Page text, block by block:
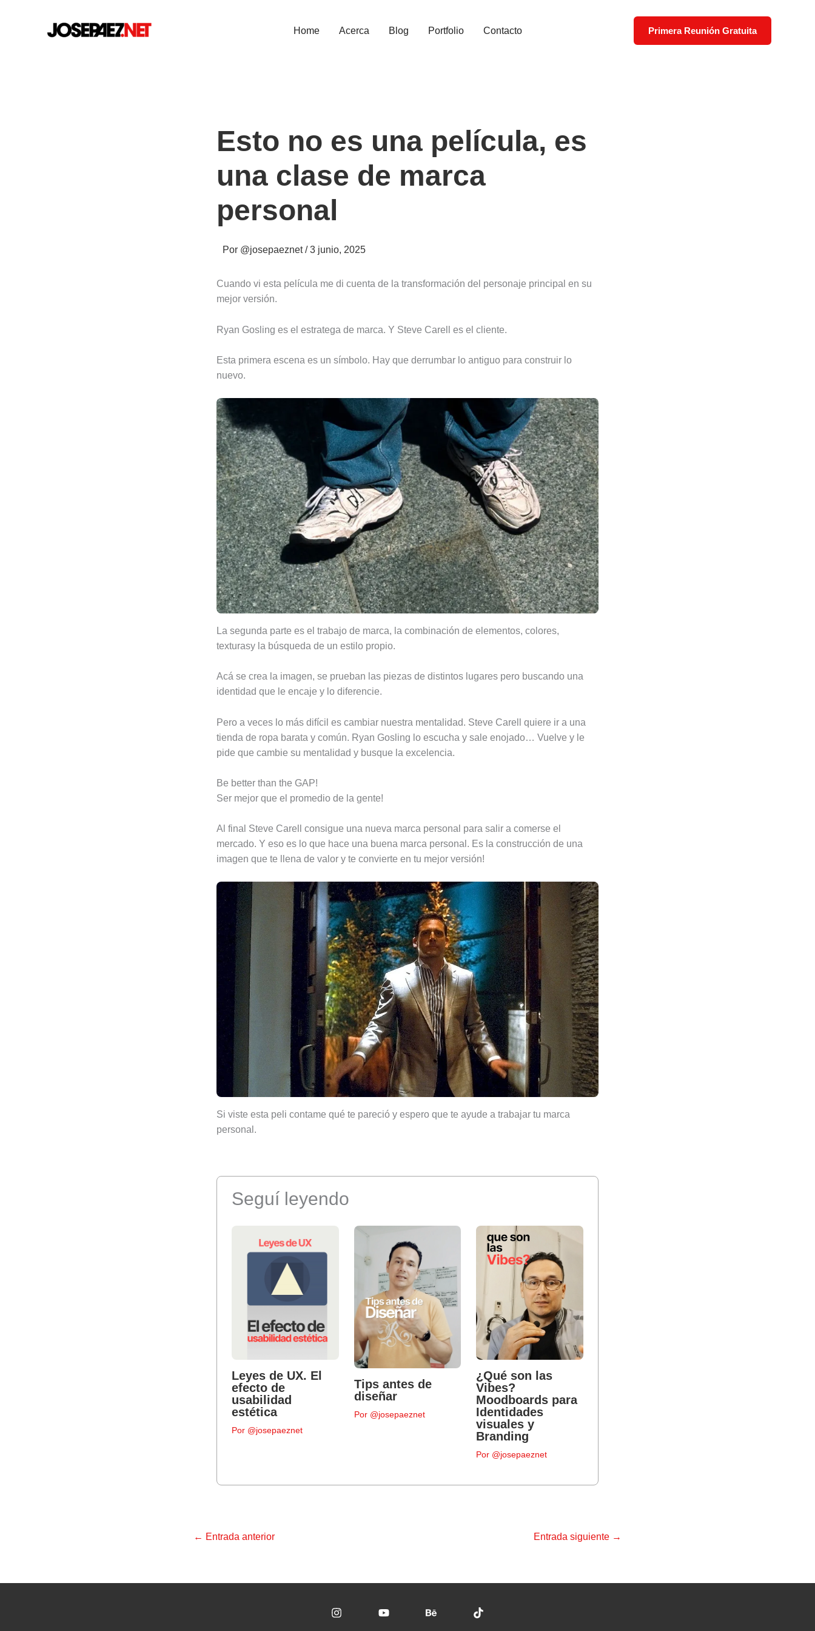
Home Acerca Blog Portfolio Contacto Primera Reunión Gratuita
Esto no es una película, es
una clase de marca
personal
Por @josepaeznet/3 junio, 2025
Cuando vi esta película me di cuenta de la transformación del personaje principal en su
mejor versión.
Ryan Gosling es el estratega de marca. Y Steve Carell es el cliente.
Esta primera escena es un símbolo. Hay que derrumbar lo antiguo para construir lo
nuevo.
La segunda parte es el trabajo de marca, la combinación de elementos, colores,
texturasy la búsqueda de un estilo propio.
Acá se crea la imagen, se prueban las piezas de distintos lugares pero buscando una
identidad que le encaje y lo diferencie.
Pero a veces lo más difícil es cambiar nuestra mentalidad. Steve Carell quiere ir a una
tienda de ropa barata y común. Ryan Gosling lo escucha y sale enojado… Vuelve y le
pide que cambie su mentalidad y busque la excelencia.
Be better than the GAP!
Ser mejor que el promedio de la gente!
Al final Steve Carell consigue una nueva marca personal para salir a comerse el
mercado. Y eso es lo que hace una buena marca personal. Es la construcción de una
imagen que te llena de valor y te convierte en tu mejor versión!
Si viste esta peli contame qué te pareció y espero que te ayude a trabajar tu marca
personal.
Seguí leyendo
Leyes de UX. El
efecto de
usabilidad
estética
Por @josepaeznet
Tips antes de
diseñar
Por @josepaeznet
¿Qué son las
Vibes?
Moodboards para
Identidades
visuales y
Branding
Por @josepaeznet
← Entrada anterior Entrada siguiente →